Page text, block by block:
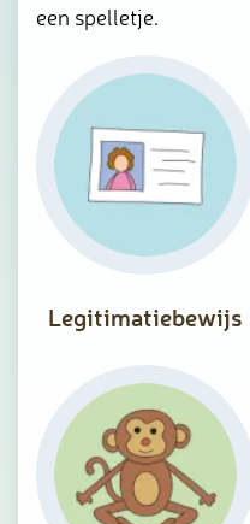
een spelletje.
Legitimatiebewijs